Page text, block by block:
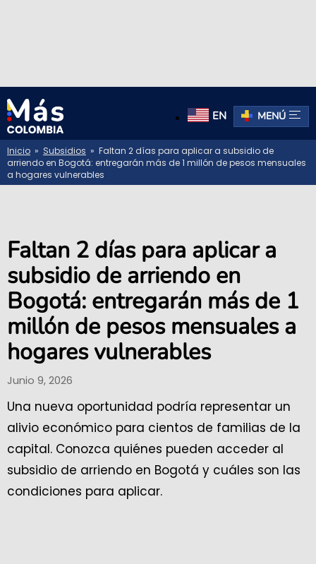
EN MENÚ
Inicio » Subsidios » Faltan 2 días para aplicar a subsidio de
arriendo en Bogotá: entregarán más de 1 millón de pesos mensuales
a hogares vulnerables
Faltan 2 días para aplicar a
subsidio de arriendo en
Bogotá: entregarán más de 1
millón de pesos mensuales a
hogares vulnerables
Junio 9, 2026
Una nueva oportunidad podría representar un
alivio económico para cientos de familias de la
capital. Conozca quiénes pueden acceder al
subsidio de arriendo en Bogotá y cuáles son las
condiciones para aplicar.